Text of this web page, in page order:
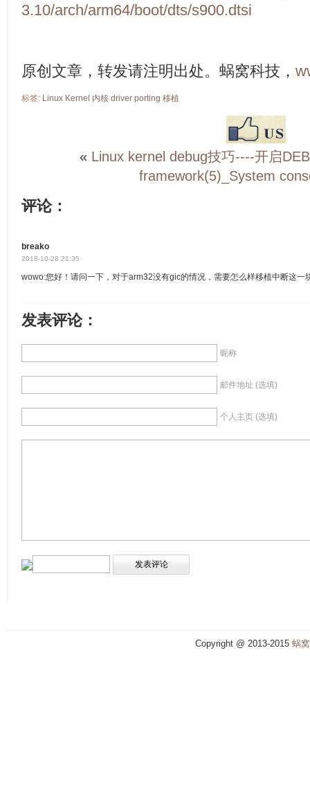
3.10/arch/arm64/boot/dts/s900.dtsi
原创文章，转发请注明出处。蜗窝科技，
标签: Linux Kernel 内核 driver porting 移植
« Linux kernel debug技巧----开启
framework(5)_System
评论：
breako
2018-10-28 21:35
wowo:您好！请问一下，对于arm32没有gic的情况，需要怎么样移植中断这一
发表评论：
昵称
邮件地址 (选填)
个人主页 (选填)
Copyright @ 2013-2015 蜗